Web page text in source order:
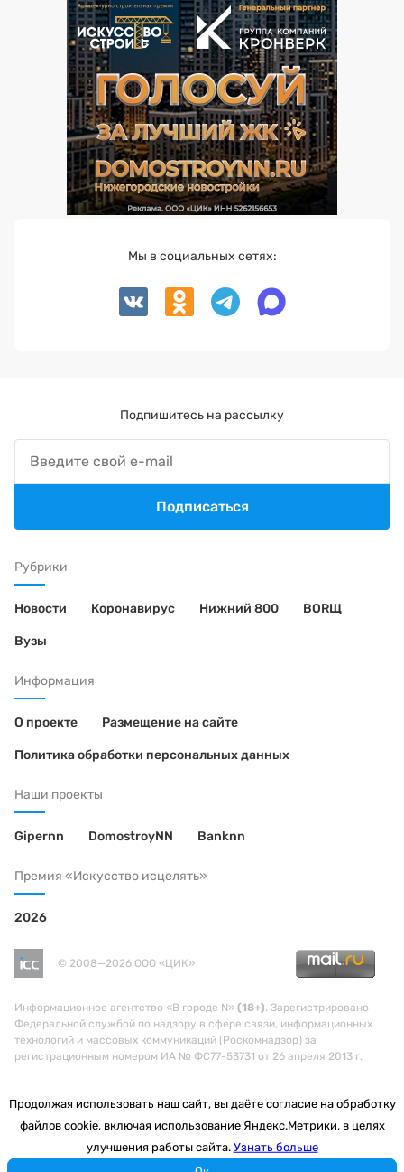
Рубрики
Новости Коронавирус Нижний 800 BORЩ
Вузы
Информация
О проекте Размещение на сайте
Политика обработки персональных данных
Наши проекты
Gipernn DomostroyNN Banknn
Премия «Искусство исцелять»
2026
© 2008—2026 ООО «ЦИК»
Информационное агентство «В городе N» (18+). Зарегистрировано
Федеральной службой по надзору в сфере связи, информационных
технологий и массовых коммуникаций (Роскомнадзор) за
регистрационным номером ИА № ФС77-53731 от 26 апреля 2013 г.
Мы в социальных сетях:
Подпишитесь на рассылку
Подписаться
Продолжая использовать наш сайт, вы даёте согласие на обработку
файлов cookie, включая использование Яндекс.Метрики, в целях
улучшения работы сайта. Узнать больше